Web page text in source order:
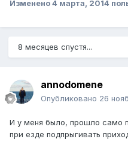
Изменено4 марта, 2014
8 месяцев спустя...
annodomene
Опубликовано 26
И у меня было, прошло само
при езде подпрыгивать